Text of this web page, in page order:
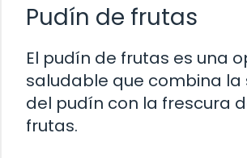
Pudín de frutas
El pudín de frutas es una
saludable que combina la
del pudín con la frescura
frutas.